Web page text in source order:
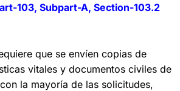
103, Subpart-A, Section-103.2
que se envíen copias de
vitales y documentos civiles de
la mayoría de las solicitudes,